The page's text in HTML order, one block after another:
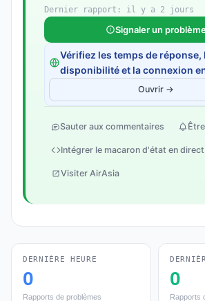
Dernier rapport: il y a 2 jours
Signaler un
Vérifiez les temps de réponse,
disponibilité et la connexion
Ouvrir →
Sauter aux commentaires
Intégrer le macaron d'état en direct
Visiter AirAsia
DERNIÈRE HEURE
0
Rapports de problèmes
0
Rapports